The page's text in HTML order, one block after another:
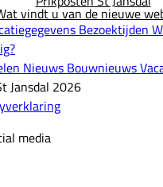
vindt u van de nieuwe
Bezoektijden
Nieuws Bouwnieuws
Jansdal 2026
media